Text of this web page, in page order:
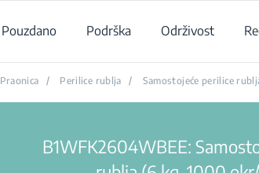
Pouzdano Podrška Održivost
Praonica / Perilice rublja / Samostojeće perilice
B1WFK2604WBEE: